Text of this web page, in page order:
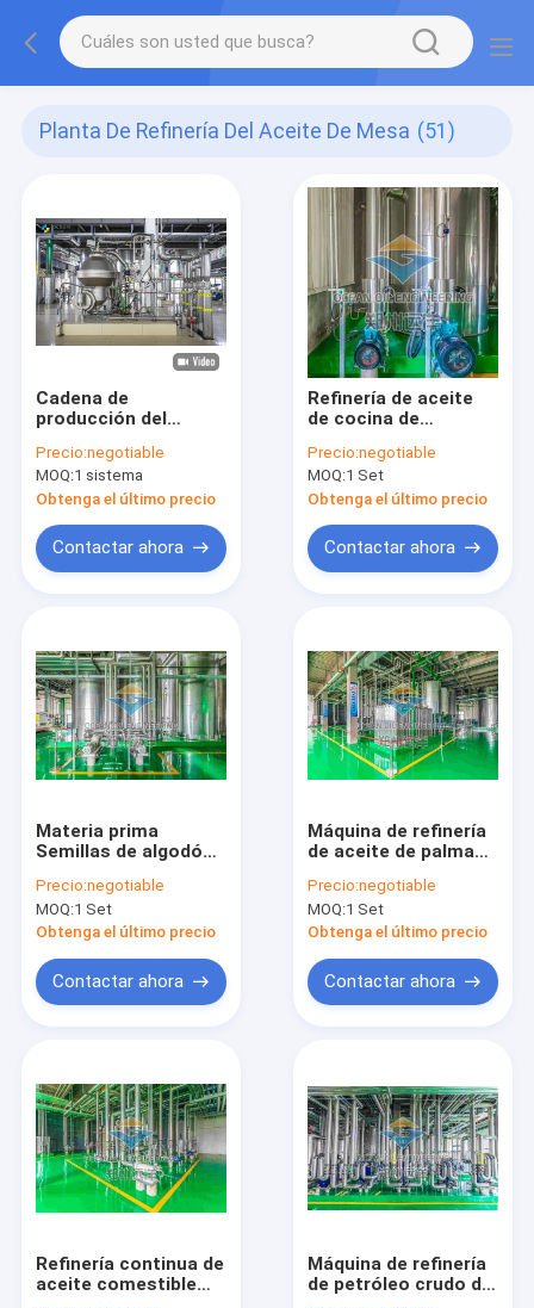
Planta De Refinería Del Aceite De Mesa (51)
Cadena de
producción del
refinador de la planta
del desparafinado
Precio:negotiable
MOQ:1 sistema
Obtenga el último precio
Contactar ahora
Refinería de aceite
de cocina de
el refinamiento de
aceite comestible
Precio:negotiable
MOQ:1 Set
Obtenga el último precio
Contactar ahora
Materia prima
Semillas de algodón
comestible Fase 3
Capacidad 10-5000
TPD
Precio:negotiable
MOQ:1 Set
Obtenga el último precio
Contactar ahora
Máquina de refinería
de aceite de palma
con instalación
completa de obras
civiles
Precio:negotiable
MOQ:1 Set
Obtenga el último precio
Contactar ahora
Refinería continua de
aceite comestible
Máquina de refinería
de petróleo crudo de